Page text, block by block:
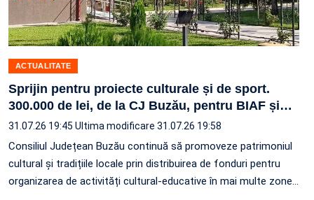
ACTUALITATE
Sprijin pentru proiecte culturale și de sport.
300.000 de lei, de la CJ Buzău, pentru BIAF și…
31.07.26 19:45 Ultima modificare 31.07.26 19:58
Consiliul Județean Buzău continuă să promoveze patrimoniul
cultural și tradițiile locale prin distribuirea de fonduri pentru
organizarea de activități cultural-educative în mai multe zone…